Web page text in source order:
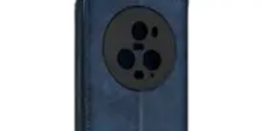
Crédits et Emprunts Frais et Tarifs
Crédits et Financements